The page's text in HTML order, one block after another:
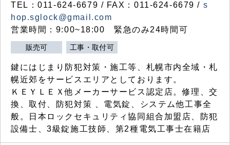
TEL：011-624-6679 / FAX：011-624-6679 / s
hop.sglock@gmail.com
営業時間：9:00~18:00 緊急のみ24時間可
販売可 工事・取付可
鍵にはじまり防犯対策・施工等、札幌市内全域・札
幌近郊をサービスエリアとしております。
ＫＥＹＬＥＸ他メーカーサービス認定店。修理、交
換、取付、防犯対策 、電気錠、システム他工事全
般。日本ロックセキュリティ協同組合加盟店、防犯
設備士、3級錠施工技師、第2種電気工事士在籍店